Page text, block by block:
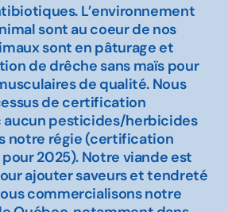
L’environnement
sont au coeur de nos
sont en pâturage et
de drêche sans maïs pour
de qualité. Nous
de certification
aucun pesticides/herbicides
notre régie (certification
2025). Notre viande est
ajouter saveurs et tendreté
commercialisons notre